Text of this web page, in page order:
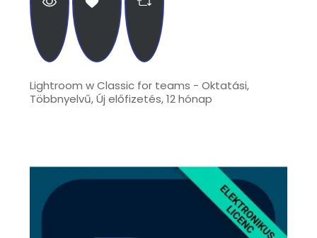
Lightroom w Classic for teams - Oktatási,
Többnyelvű, Új előfizetés, 12 hónap